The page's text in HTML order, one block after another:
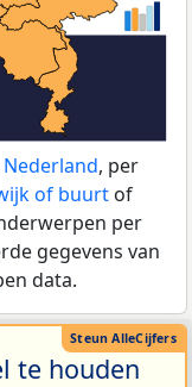
Nederland, per
of buurt of
per
gegevens van
data.
te houden